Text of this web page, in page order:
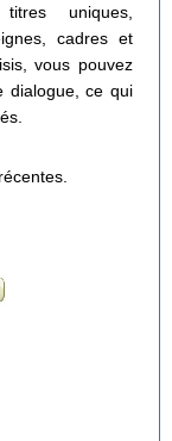
uniques,
cadres et
vous pouvez
dialogue, ce qui